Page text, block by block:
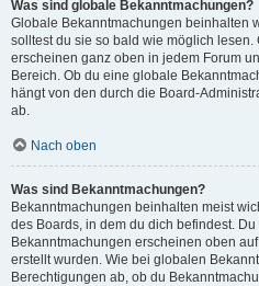
Was sind globale Bekanntmachungen?
Globale Bekanntmachungen beinhalten
solltest du sie so bald wie möglich
erscheinen ganz oben in jedem Forum
Bereich. Ob du eine globale
hängt von den durch die Board-
ab.
Nach oben
Was sind Bekanntmachungen?
Bekanntmachungen beinhalten meist
des Boards, in dem du dich befindest.
Bekanntmachungen erscheinen oben
erstellt wurden. Wie bei globalen
Berechtigungen ab, ob du